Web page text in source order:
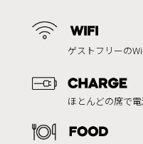
ゲストフリーの
ほとんどの席で